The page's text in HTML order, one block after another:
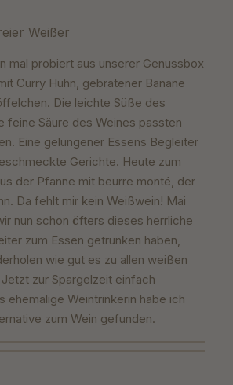
5 Sternen
Weißer
mal probiert aus unserer Genussbox
Curry Huhn, gebratener Banane
Die leichte Süße des
feine Säure des Weines passten
Eine gelungener Essens Begleiter
Gerichte. Heute zum
der Pfanne mit beurre monté, der
Da fehlt mir kein Weißwein! Mai
nun schon öfters dieses herrliche
zum Essen getrunken haben,
wie gut es zu allen weißen
zur Spargelzeit einfach
ehemalige Weintrinkerin habe ich
zum Wein gefunden.